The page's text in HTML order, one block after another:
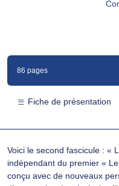
86 pages
Fiche de présentation
Voici le second fascicule : «
indépendant du premier «
conçu avec de nouveaux